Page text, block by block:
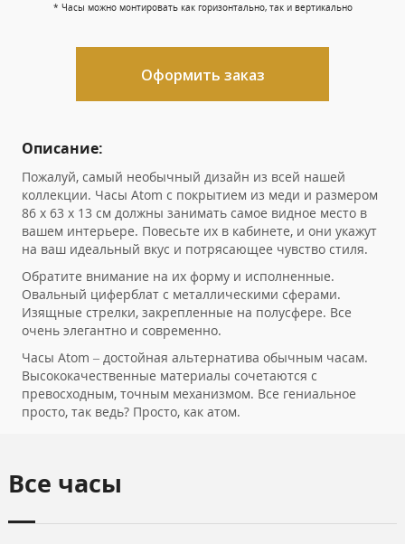
* Часы можно монтировать как горизонтально, так и вертикально
Оформить заказ
Описание:
Пожалуй, самый необычный дизайн из всей нашей
коллекции. Часы Atom с покрытием из меди и размером
86 x 63 x 13 см должны занимать самое видное место в
вашем интерьере. Повесьте их в кабинете, и они укажут
на ваш идеальный вкус и потрясающее чувство стиля.
Обратите внимание на их форму и исполненные.
Овальный циферблат с металлическими сферами.
Изящные стрелки, закрепленные на полусфере. Все
очень элегантно и современно.
Часы Atom – достойная альтернатива обычным часам.
Высококачественные материалы сочетаются с
превосходным, точным механизмом. Все гениальное
просто, так ведь? Просто, как атом.
Все часы